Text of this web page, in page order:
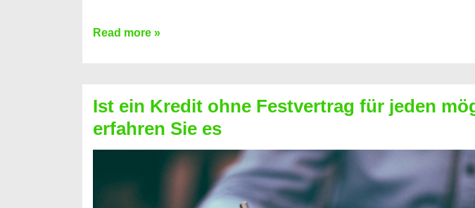
Kreditkarte
Prepaid
ist
nicht
Read more »
Ist ein Kredit ohne Festvertrag für jeden
erfahren Sie es